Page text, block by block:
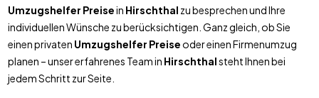
Umzugshelfer Preisein Hirschthal zu besprechen und Ihre
individuellen Wünsche zu berücksichtigen. Ganz gleich, ob Sie
einen privaten Umzugshelfer Preiseoder einen Firmenumzug
planen – unser erfahrenes Team in Hirschthalsteht Ihnen bei
jedem Schritt zur Seite.